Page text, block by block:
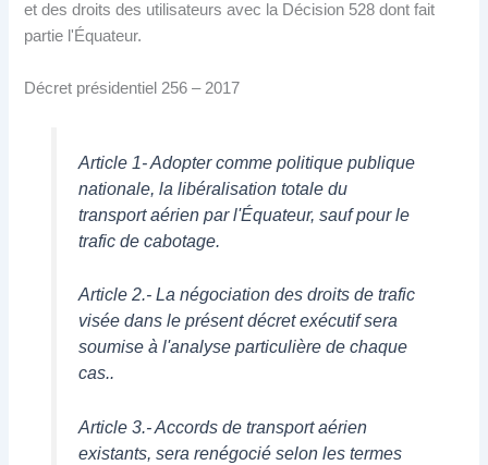
et des droits des utilisateurs avec la Décision 528 dont fait
partie l'Équateur.
Décret présidentiel 256 – 2017
Article 1- Adopter comme politique publique
nationale, la libéralisation totale du
transport aérien par l'Équateur, sauf pour le
trafic de cabotage.
Article 2.- La négociation des droits de trafic
visée dans le présent décret exécutif sera
soumise à l'analyse particulière de chaque
cas..
Article 3.- Accords de transport aérien
existants, sera renégocié selon les termes